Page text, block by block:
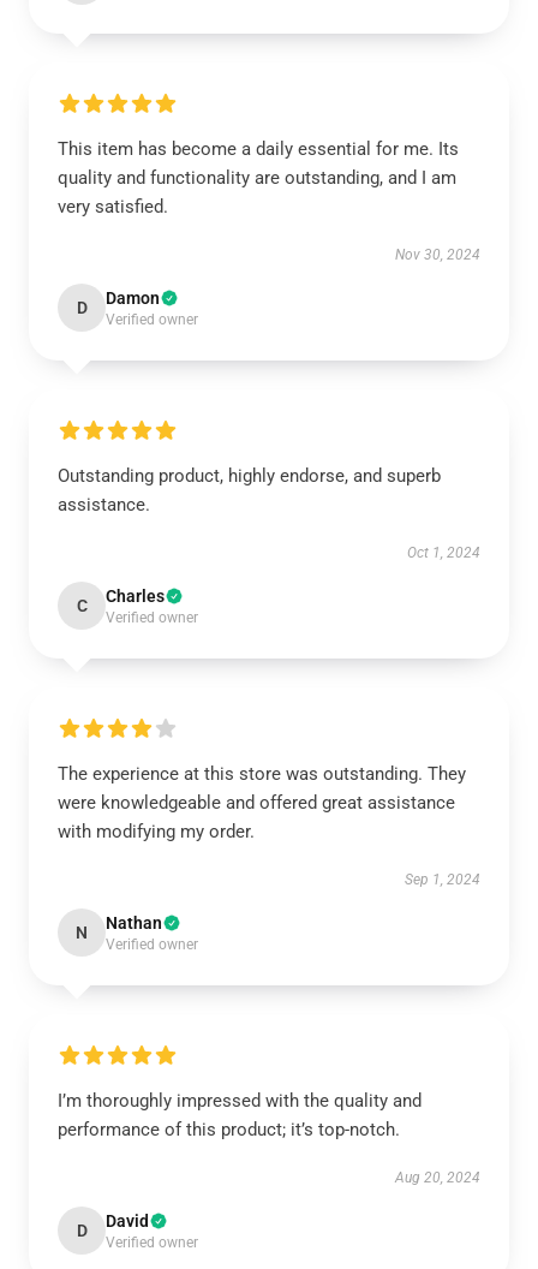
This item has become a daily essential for me. Its
quality and functionality are outstanding, and I am
very satisfied.
Nov 30, 2024
D Damon
Verified owner
Outstanding product, highly endorse, and superb
assistance.
Oct 1, 2024
C Charles
Verified owner
The experience at this store was outstanding. They
were knowledgeable and offered great assistance
with modifying my order.
Sep 1, 2024
N Nathan
Verified owner
I’m thoroughly impressed with the quality and
performance of this product; it’s top-notch.
Aug 20, 2024
D David
Verified owner